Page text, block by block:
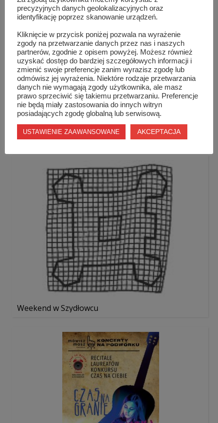
Podobne wpisy
Weekend w Szydłowcu
precyzyjnych danych geolokalizacyjnych oraz
identyfikację poprzez skanowanie urządzeń.
Kliknięcie w przycisk poniżej pozwala na wyrażenie
zgody na przetwarzanie danych przez nas i naszych
partnerów, zgodnie z opisem powyżej. Możesz również
uzyskać dostęp do bardziej szczegółowych informacji i
zmienić swoje preferencje zanim wyrazisz zgodę lub
odmówisz jej wyrażenia. Niektóre rodzaje przetwarzania
danych nie wymagają zgody użytkownika, ale masz
prawo sprzeciwić się takiemu przetwarzaniu. Preferencje
nie będą miały zastosowania do innych witryn
posiadających zgodę globalną lub serwisową.
USTAWIENIE ZAAWANSOWANE AKCEPTACJA